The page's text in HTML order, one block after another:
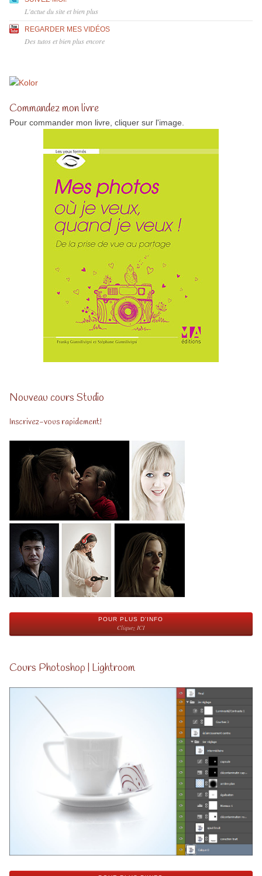
L'actue du site et bien plus
REGARDER MES VIDÉOS
Des tutos et bien plus encore
Commandez mon livre
Pour commander mon livre, cliquer sur l'image.
Nouveau cours Studio
Inscrivez-vous rapidement!
POUR PLUS D'INFO
Cliquez ICI
Cours Photoshop | Lightroom